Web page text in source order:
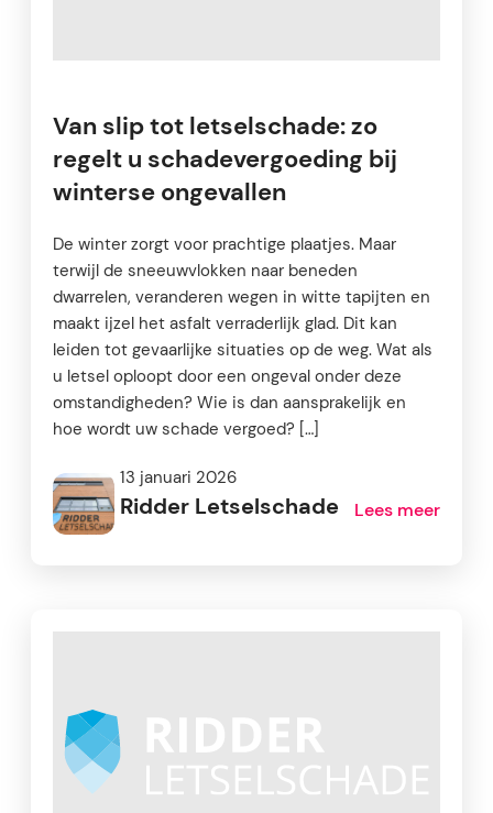
Van slip tot letselschade: zo
regelt u schadevergoeding bij
winterse ongevallen
De winter zorgt voor prachtige plaatjes. Maar
terwijl de sneeuwvlokken naar beneden
dwarrelen, veranderen wegen in witte tapijten en
maakt ijzel het asfalt verraderlijk glad. Dit kan
leiden tot gevaarlijke situaties op de weg. Wat als
u letsel oploopt door een ongeval onder deze
omstandigheden? Wie is dan aansprakelijk en
hoe wordt uw schade vergoed? […]
13 januari 2026
Ridder Letselschade Lees meer